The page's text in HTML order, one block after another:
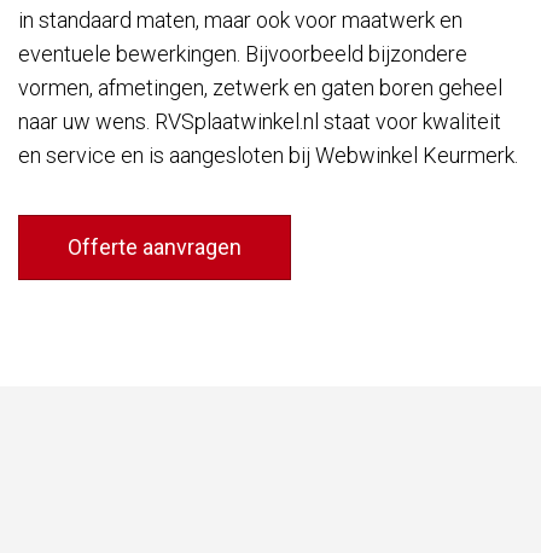
in standaard maten, maar ook voor maatwerk en
eventuele bewerkingen. Bijvoorbeeld bijzondere
vormen, afmetingen, zetwerk en gaten boren geheel
naar uw wens. RVSplaatwinkel.nl staat voor kwaliteit
en service en is aangesloten bij Webwinkel Keurmerk.
Offerte aanvragen